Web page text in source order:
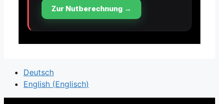
Zur Nutberechnung →
Deutsch
English (Englisch)